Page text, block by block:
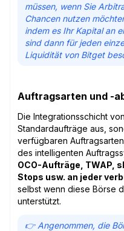
müssen, wenn Sie
Chancen nutzen
indem es Ihr Kapital an
sind dann für jeden
Liquidität von Bitget
Auftragsarten und -
Die Integrationsschicht
Standardaufträge aus,
verfügbaren
des intelligenten
OCO-Aufträge, TWAP,
Stops usw. an jeder
selbst wenn diese Börse
unterstützt.
👉 Angenommen, die